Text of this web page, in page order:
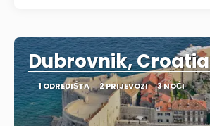
Dubrovnik, Croatia
1 ODREDIŠTA 2 PRIJEVOZI 3 NOĆI